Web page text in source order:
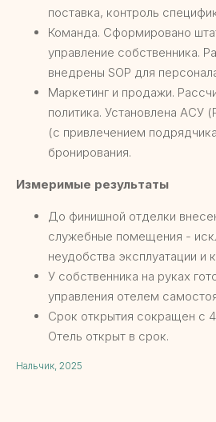
поставка, контроль
Команда. Сформировано
управление собственника.
внедрены SOP для
Маркетинг и продажи.
политика. Установлена АСУ
(с привлечением
бронирования.
Измеримые результаты
До финишной отделки
служебные помещения -
неудобства эксплуатации и
У собственника на руках
управления отелем
Срок открытия сокращен с
Отель открыт в срок.
Нальчик, 2025